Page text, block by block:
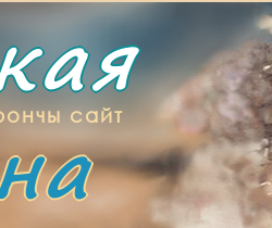
сайт